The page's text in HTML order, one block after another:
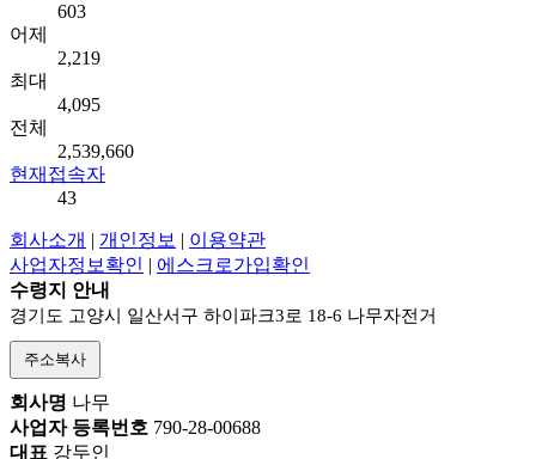
603
어제
2,219
최대
4,095
전체
2,539,660
현재접속자
43
회사소개 | 개인정보 | 이용약관
사업자정보확인 | 에스크로가입확인
수령지 안내
경기도 고양시 일산서구 하이파크3로 18-6 나무자전거
주소복사
회사명 나무
사업자 등록번호 790-28-00688
대표 강두인